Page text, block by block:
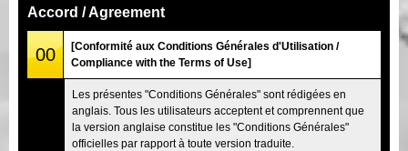
Changer de Magasin
Tokyo Shinagawa
Tokyo Akihabara#2
Tokyo Shibuya Annexe Baie de Tokyo
Tokyo Asakusa Osaka
Accord / Agreement
00
[Conformité aux Conditions Générales d'Utilisation /
Compliance with the Terms of Use]
Les présentes "Conditions Générales" sont rédigées en
anglais. Tous les utilisateurs acceptent et comprennent que
la version anglaise constitue les "Conditions Générales"
officielles par rapport à toute version traduite.